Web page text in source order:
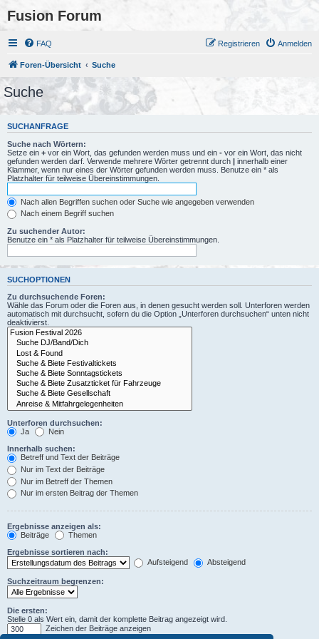
Fusion Forum
FAQ Anmelden
Registrieren
Foren-Übersicht Suche
Suche
SUCHANFRAGE
Suche nach Wörtern:
Setze ein + vor ein Wort, das gefunden werden muss und ein - vor ein Wort, das nicht
gefunden werden darf. Verwende mehrere Wörter getrennt durch | innerhalb einer
Klammer, wenn nur eines der Wörter gefunden werden muss. Benutze ein * als
Platzhalter für teilweise Übereinstimmungen.
Nach allen Begriffen suchen oder Suche wie angegeben verwenden
Nach einem Begriff suchen
Zu suchender Autor:
Benutze ein * als Platzhalter für teilweise Übereinstimmungen.
SUCHOPTIONEN
Zu durchsuchende Foren:
Wähle das Forum oder die Foren aus, in denen gesucht werden soll. Unterforen werden
automatisch mit durchsucht, sofern du die Option „Unterforen durchsuchen“ unten nicht
deaktivierst.
Unterforen durchsuchen:
Ja
Nein
Innerhalb suchen:
Betreff und Text der Beiträge
Nur im Text der Beiträge
Nur im Betreff der Themen
Nur im ersten Beitrag der Themen
Ergebnisse anzeigen als:
Beiträge
Themen
Ergebnisse sortieren nach:
Aufsteigend
Absteigend
Suchzeitraum begrenzen:
Die ersten:
Stelle 0 als Wert ein, damit der komplette Beitrag angezeigt wird.
Zeichen der Beiträge anzeigen